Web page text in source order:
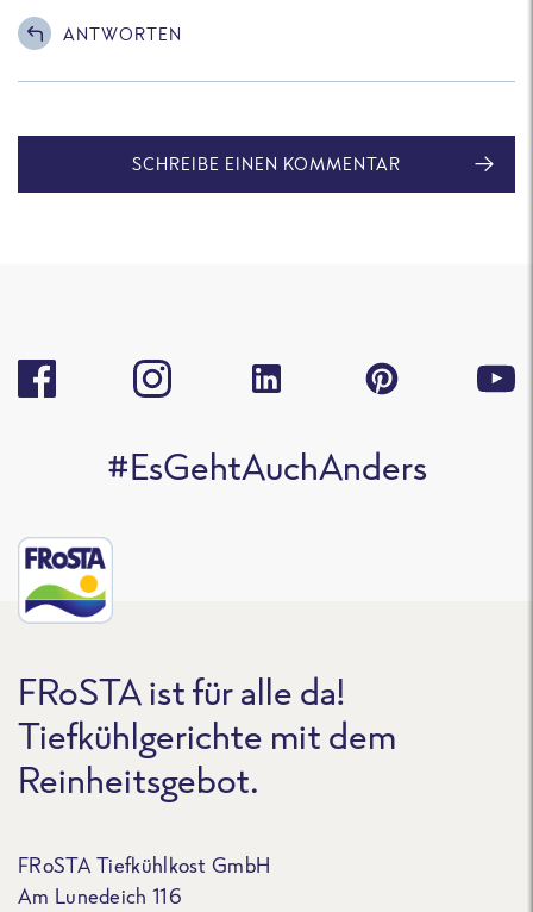
ANTWORTEN
SCHREIBE EINEN KOMMENTAR
#EsGehtAuchAnders
FRoSTA ist für alle da!
Tiefkühlgerichte mit dem
Reinheitsgebot.
FRoSTA Tiefkühlkost GmbH
Am Lunedeich 116